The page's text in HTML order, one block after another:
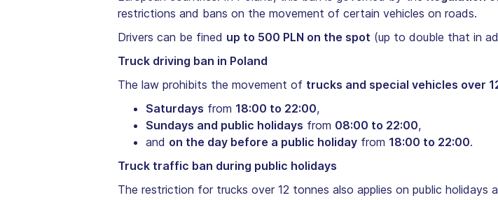
restrictions and bans on the movement of certain vehicles on roads.
Drivers can be fined up to 500 PLN on the spot (up to double that in
Truck driving ban in Poland
The law prohibits the movement of trucks and special vehicles over
Saturdays from 18:00 to 22:00,
Sundays and public holidays from 08:00 to 22:00,
and on the day before a public holiday from 18:00 to 22:00.
Truck traffic ban during public holidays
The restriction for trucks over 12 tonnes also applies on public holidays